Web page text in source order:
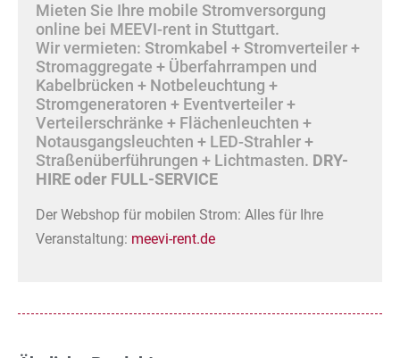
Mieten Sie Ihre mobile Stromversorgung
online bei MEEVI-rent in Stuttgart.
Wir vermieten: Stromkabel + Stromverteiler +
Stromaggregate + Überfahrrampen und
Kabelbrücken + Notbeleuchtung +
Stromgeneratoren + Eventverteiler +
Verteilerschränke + Flächenleuchten +
Notausgangsleuchten + LED-Strahler +
Straßenüberführungen + Lichtmasten. DRY-
HIRE oder FULL-SERVICE
Der Webshop für mobilen Strom: Alles für Ihre
Veranstaltung: meevi-rent.de